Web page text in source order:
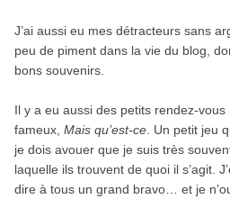
J’ai aussi eu mes détracteurs sans
peu de piment dans la vie du blog,
bons souvenirs.
Il y a eu aussi des petits rendez-
fameux, Mais qu’est-ce. Un petit jeu
je dois avouer que je suis très
laquelle ils trouvent de quoi il s’agit.
dire à tous un grand bravo… et je